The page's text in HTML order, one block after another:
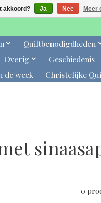
Quiltbenodigdheden
Overig Geschiedenis
de week
Christelijke
0
akkoord? Ja Nee Meer